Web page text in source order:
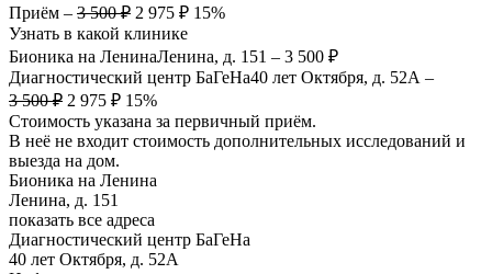
Приём – 3 500 ₽ 2 975 ₽ 15%
Узнать в какой клинике
Бионика на ЛенинаЛенина, д. 151 – 3 500 ₽
Диагностический центр БаГеНа40 лет Октября, д. 52А –
3 500 ₽ 2 975 ₽ 15%
Стоимость указана за первичный приём.
В неё не входит стоимость дополнительных исследований и
выезда на дом.
Бионика на Ленина
Ленина, д. 151
показать все адреса
Диагностический центр БаГеНа
40 лет Октября, д. 52А